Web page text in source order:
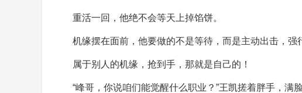
重活一回，他绝不会等天上掉馅饼。
机缘摆在面前，他要做的不是等待，而是主动出击，强
属于别人的机缘，抢到手，那就是自己的！
“峰哥，你说咱们能觉醒什么职业？”王凯搓着胖手，满